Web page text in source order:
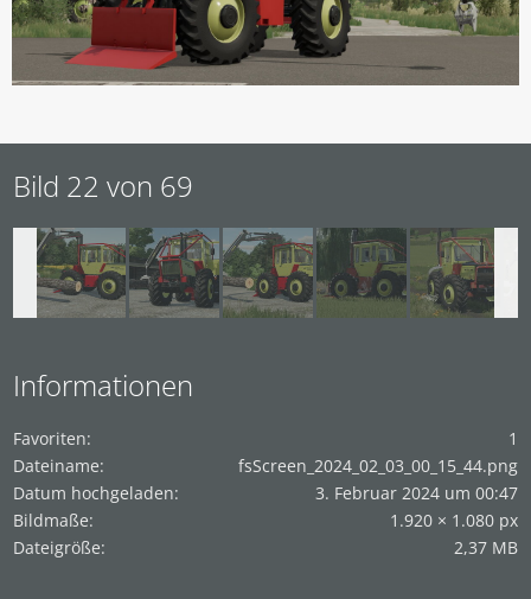
Bild 22 von 69
Informationen
Favoriten
1
Dateiname
fsScreen_2024_02_03_00_15_44.png
Datum hochgeladen
3. Februar 2024 um 00:47
Bildmaße
1.920 × 1.080 px
Dateigröße
2,37 MB